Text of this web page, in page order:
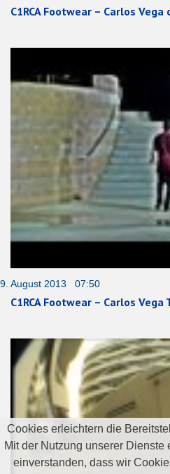
C1RCA Footwear – Carlos
9. August 2013 07:50
C1RCA Footwear – Carlos Vega
Cookies erleichtern die
Mit der Nutzung unserer Dienste
einverstanden, dass wir